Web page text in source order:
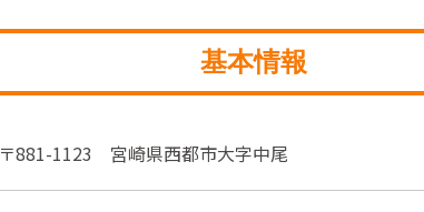
基本情報
〒881-1123 宮崎県西都市大字中尾